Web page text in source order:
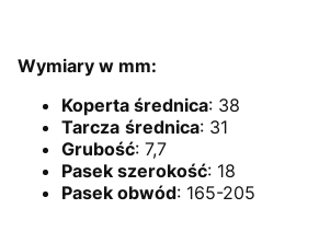
Wymiary w mm:
Koperta średnica: 38
Tarcza średnica: 31
Grubość: 7,7
Pasek szerokość: 18
Pasek obwód: 165-205